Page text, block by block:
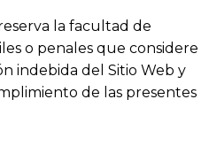
la facultad de
o penales que considere
indebida del Sitio Web y
de las presentes